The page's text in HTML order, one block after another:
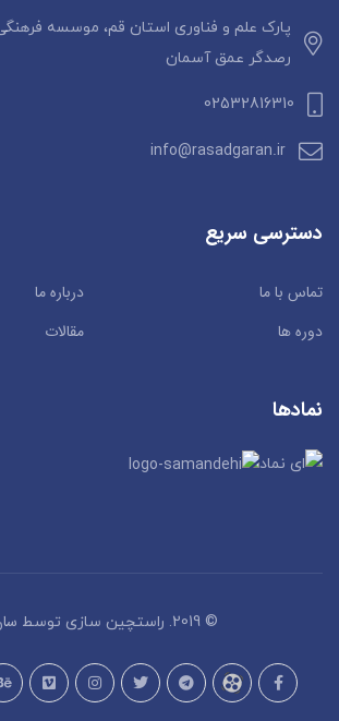
پارک علم و فناوری استان قم، موسسه
رصدگر عمق آسمان
02532816310
info@rasadgaran.ir
دسترسی سریع
تماس با ما
درباره ما
دوره ها
مقالات
نمادها
© 2019. راستچین سازی توسط